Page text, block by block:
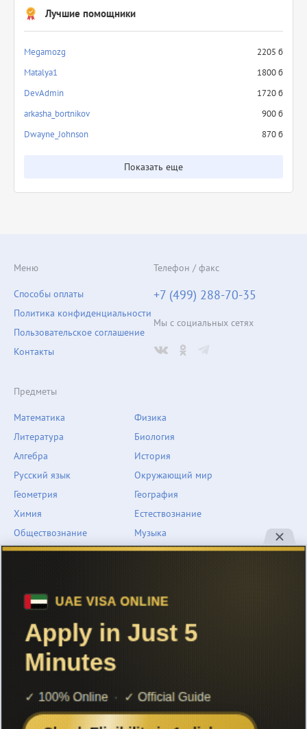
Лучшие помощники
Megamozg
2205 б
Matalya1
1800 б
DevAdmin
1720 б
arkasha_bortnikov
900 б
Dwayne_Johnson
870 б
Показать еще
Предметы
Математика
Литература
Алгебра
Русский язык
Геометрия
Химия
Физика
Биология
История
Окружающий мир
География
Естествознание
Обществознание
Английский язык
Информатика
Человек и мир
Музыка
ОБЖ
Меню
Способы оплаты
Политика конфиденциальности
Пользовательское соглашение
Контакты
Телефон / факс
+7 (499) 288-70-35
Мы с социальных сетях
© 2022 Znarium.com